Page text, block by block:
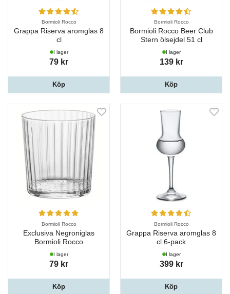
Bormioli Rocco
Grappa Riserva aromglas 8
cl
I lager
79 kr
Köp
Bormioli Rocco
Bormioli Rocco Beer Club
Stern ölsejdel 51 cl
I lager
139 kr
Köp
Bormioli Rocco
Exclusiva Negroniglas
Bormioli Rocco
I lager
79 kr
Köp
Bormioli Rocco
Grappa Riserva aromglas 8
cl 6-pack
I lager
399 kr
Köp